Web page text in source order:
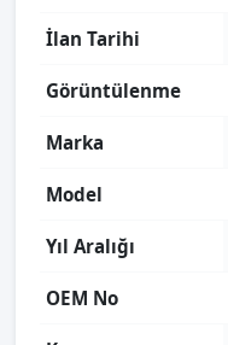
İlan Tarihi
Görüntülenme
Marka
Model
Yıl Aralığı
OEM No